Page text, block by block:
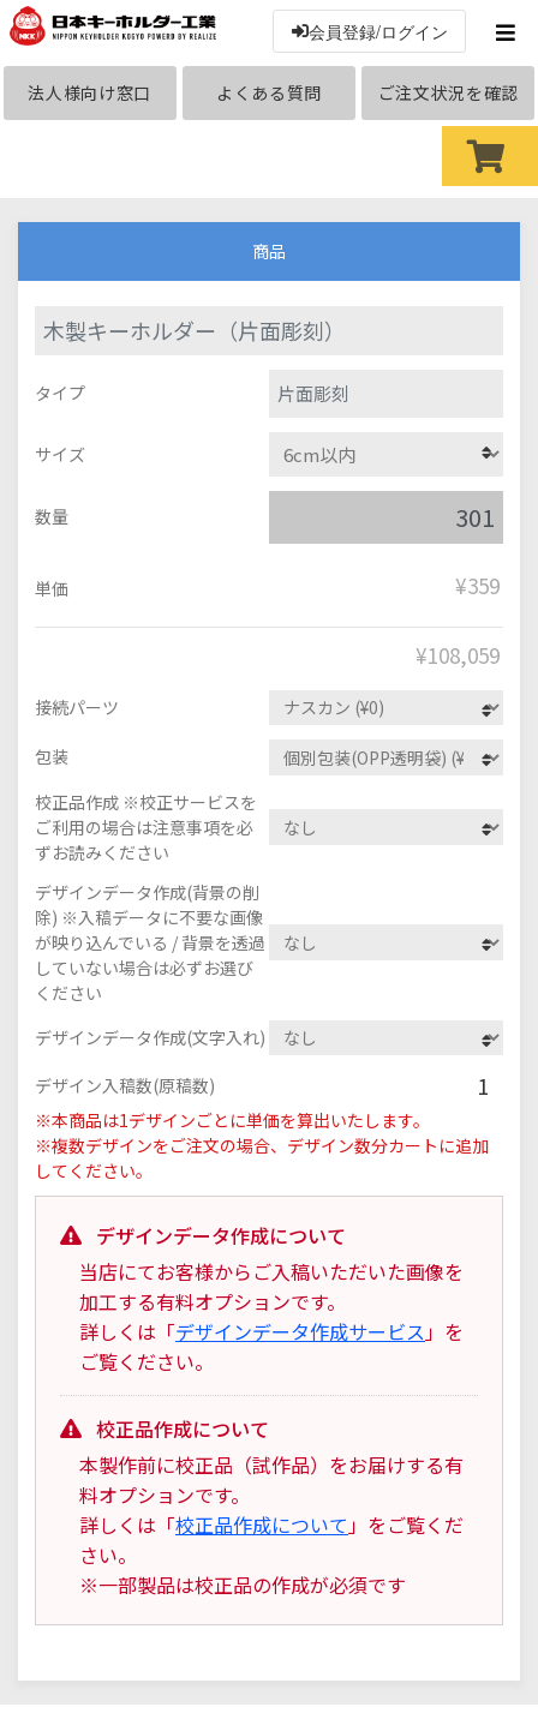
会員登録/ログイン
法人様向け窓口 よくある質問 ご注文状況を確認
商品
木製キーホルダー（片面彫刻）
タイプ 片面彫刻
サイズ
数量
単価 ¥359
¥108,059
接続パーツ
包装
校正品作成 ※校正サービスを
ご利用の場合は注意事項を必
ずお読みください
デザインデータ作成(背景の削
除) ※入稿データに不要な画像
が映り込んでいる / 背景を透過
していない場合は必ずお選び
ください
デザインデータ作成(文字入れ)
デザイン入稿数(原稿数) 1
※本商品は1デザインごとに単価を算出いたします。
※複数デザインをご注文の場合、デザイン数分カートに追加
してください。
デザインデータ作成について
当店にてお客様からご入稿いただいた画像を
加工する有料オプションです。
詳しくは「デザインデータ作成サービス」を
ご覧ください。
校正品作成について
本製作前に校正品（試作品）をお届けする有
料オプションです。
詳しくは「校正品作成について」をご覧くだ
さい。
※一部製品は校正品の作成が必須です